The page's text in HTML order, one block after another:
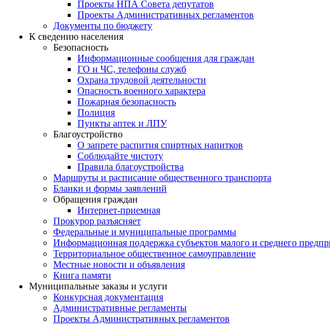
Проекты НПА Совета депутатов
Проекты Административных регламентов
Документы по бюджету
К сведению населения
Безопасность
Информационные сообщения для граждан
ГО и ЧС, телефоны служб
Охрана трудовой деятельности
Опасность военного характера
Пожарная безопасность
Полиция
Пункты аптек и ЛПУ
Благоустройство
О запрете распития спиртных напитков
Соблюдайте чистоту
Правила благоустройства
Маршруты и расписание общественного транспорта
Бланки и формы заявлений
Обращения граждан
Интернет-приемная
Прокурор разъясняет
Федеральные и муниципальные программы
Информационная поддержка субъектов малого и среднего
Территориальное общественное самоуправление
Местные новости и объявления
Книга памяти
Муниципальные заказы и услуги
Конкурсная документация
Административные регламенты
Проекты Административных регламентов